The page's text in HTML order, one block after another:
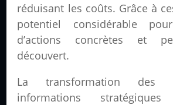
réduisant les coûts. Grâce à
potentiel considérable
d’actions concrètes et
découvert.
La transformation des
informations